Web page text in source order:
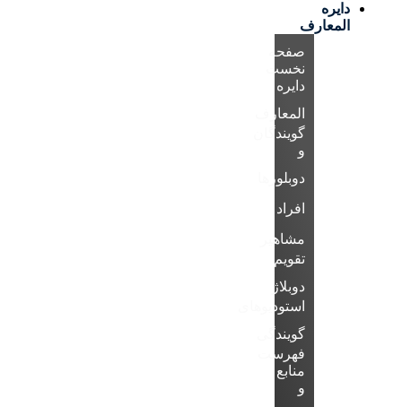
دایره
المعارف
صفحه
نخست
المعارف
گویندگان
دوبلورها
مشاهیر
تقویم
دوبلاژ
استودیوهای
گویندگی
فهرست